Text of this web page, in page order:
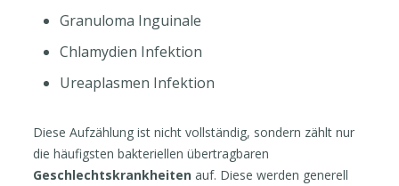
Granuloma Inguinale
Chlamydien Infektion
Ureaplasmen Infektion
Diese Aufzählung ist nicht vollständig, sondern zählt nur
die häufigsten bakteriellen übertragbaren
Geschlechtskrankheitenauf. Diese werden generell